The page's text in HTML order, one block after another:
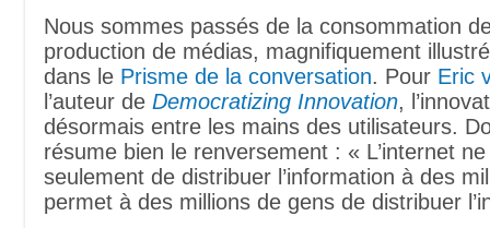
Nous sommes passés de la consommation
production de médias, magnifiquement
dans le Prisme de la conversation. Pour Eric
l’auteur de Democratizing Innovation,
désormais entre les mains des utilisateurs.
résume bien le renversement : « L’internet
seulement de distribuer l’information à des
permet à des millions de gens de distribuer